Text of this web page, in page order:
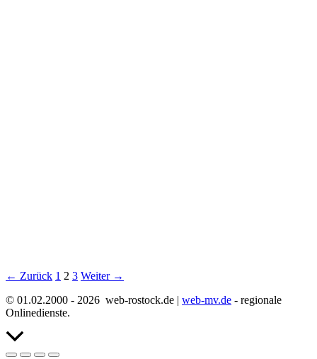
← Zurück 1 2 3 Weiter →
© 01.02.2000 - 2026 web-rostock.de | web-mv.de - regionale
Onlinedienste.